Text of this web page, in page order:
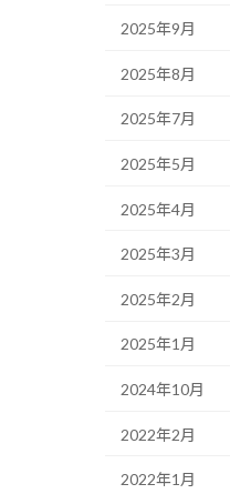
2025年9月
2025年8月
2025年7月
2025年5月
2025年4月
2025年3月
2025年2月
2025年1月
2024年10月
2022年2月
2022年1月